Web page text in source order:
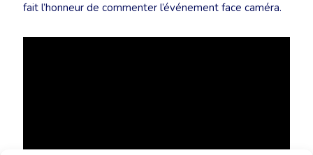
fait l’honneur de commenter l’événement face caméra.